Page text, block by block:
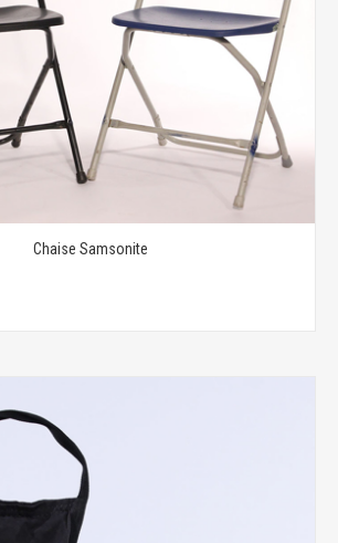
Chaise Samsonite